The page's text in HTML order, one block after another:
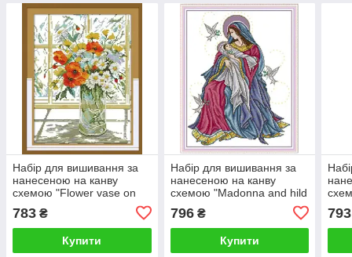
Набір для вишивання за
нанесеною на канву
схемою "Flower vase on
printed, 29*35 см
783 ₴
Купити
Набір для вишивання за
нанесеною на канву
схемою "Madonna and hild
36*46 см
796₴
Купити
793